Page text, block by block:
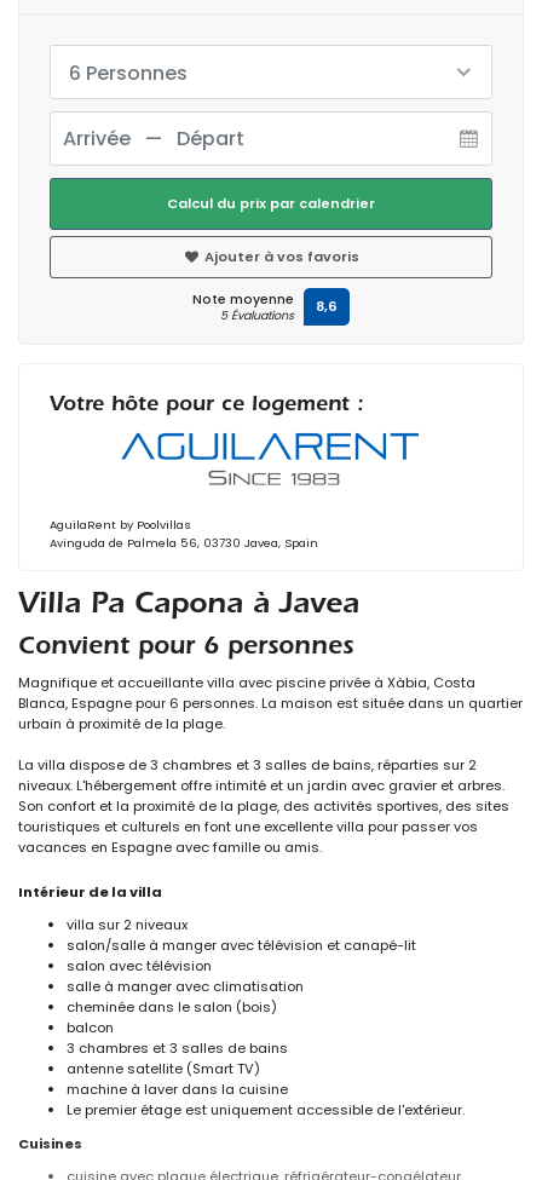
Villa Pa Capona à Javea
Convient pour 6 personnes
Magnifique et accueillante villa avec piscine privée à Xàbia, Costa
Blanca, Espagne pour 6 personnes. La maison est située dans un quartier
urbain à proximité de la plage.
La villa dispose de 3 chambres et 3 salles de bains, réparties sur 2
niveaux. L'hébergement offre intimité et un jardin avec gravier et arbres.
Son confort et la proximité de la plage, des activités sportives, des sites
touristiques et culturels en font une excellente villa pour passer vos
vacances en Espagne avec famille ou amis.
Intérieur de la villa
villa sur 2 niveaux
salon/salle à manger avec télévision et canapé-lit
salon avec télévision
salle à manger avec climatisation
cheminée dans le salon (bois)
balcon
3 chambres et 3 salles de bains
antenne satellite (Smart TV)
machine à laver dans la cuisine
Le premier étage est uniquement accessible de l'extérieur.
Cuisines
6 Personnes
Calcul du prix par calendrier
Ajouter à vos favoris
Note moyenne
5 Évaluations 8,6
Votre hôte pour ce logement :
AguilaRent by Poolvillas
Avinguda de Palmela 56, 03730 Javea, Spain